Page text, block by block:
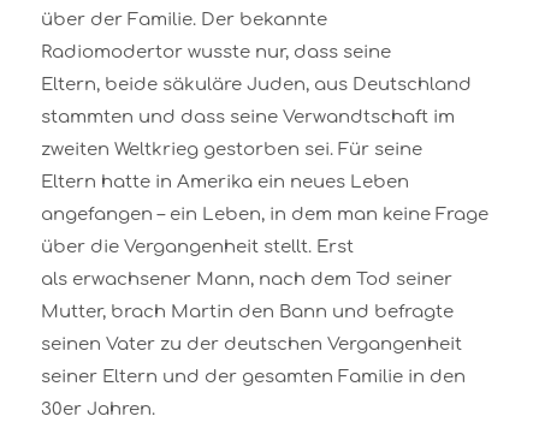
über der Familie. Der bekannte
Radiomodertor wusste nur, dass seine
Eltern, beide säkuläre Juden, aus Deutschland
stammten und dass seine Verwandtschaft im
zweiten Weltkrieg gestorben sei. Für seine
Eltern hatte in Amerika ein neues Leben
angefangen – ein Leben, in dem man keine Frage
über die Vergangenheit stellt. Erst
als erwachsener Mann, nach dem Tod seiner
Mutter, brach Martin den Bann und befragte
seinen Vater zu der deutschen Vergangenheit
seiner Eltern und der gesamten Familie in den
30er Jahren.